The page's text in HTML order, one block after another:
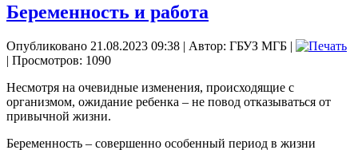
Беременность и работа
Опубликовано 21.08.2023 09:38 | Автор: ГБУЗ МГБ |
| Просмотров: 1090
Несмотря на очевидные изменения, происходящие с
организмом, ожидание ребенка – не повод отказываться от
привычной жизни.
Беременность – совершенно особенный период в жизни